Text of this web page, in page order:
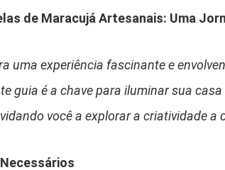
de Maracujá Artesanais: Uma
uma experiência fascinante e
guia é a chave para iluminar sua
você a explorar a criatividade a